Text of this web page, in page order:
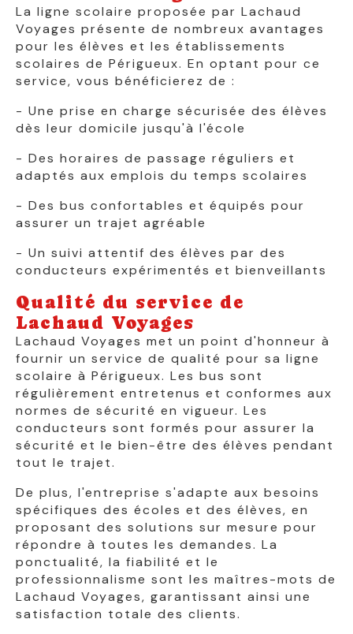
La ligne scolaire proposée par Lachaud
Voyages présente de nombreux avantages
pour les élèves et les établissements
scolaires de Périgueux. En optant pour ce
service, vous bénéficierez de :
- Une prise en charge sécurisée des élèves
dès leur domicile jusqu'à l'école
- Des horaires de passage réguliers et
adaptés aux emplois du temps scolaires
- Des bus confortables et équipés pour
assurer un trajet agréable
- Un suivi attentif des élèves par des
conducteurs expérimentés et bienveillants
Qualité du service de
Lachaud Voyages
Lachaud Voyages met un point d'honneur à
fournir un service de qualité pour sa ligne
scolaire à Périgueux. Les bus sont
régulièrement entretenus et conformes aux
normes de sécurité en vigueur. Les
conducteurs sont formés pour assurer la
sécurité et le bien-être des élèves pendant
tout le trajet.
De plus, l'entreprise s'adapte aux besoins
spécifiques des écoles et des élèves, en
proposant des solutions sur mesure pour
répondre à toutes les demandes. La
ponctualité, la fiabilité et le
professionnalisme sont les maîtres-mots de
Lachaud Voyages, garantissant ainsi une
satisfaction totale des clients.